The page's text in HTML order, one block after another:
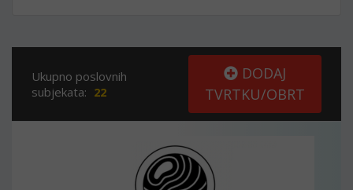
Ukupno poslovnih
subjekata: 22
DODAJ
TVRTKU/OBRT